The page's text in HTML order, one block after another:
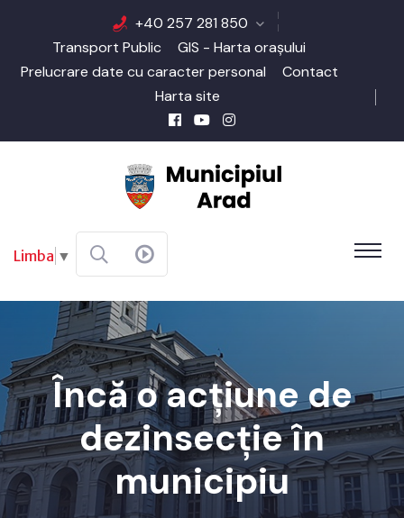
+40 257 281 850
Transport Public
GIS - Harta orașului
Prelucrare date cu caracter personal
Contact
Harta site
Limba ▼
Încă o acțiune de
dezinsecție în
municipiu